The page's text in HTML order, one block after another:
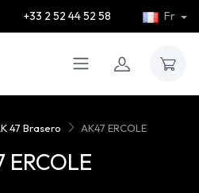
+33 2 52 44 52 58 Fr
47 Brasero AK47 ERCOLE
ERCOLE